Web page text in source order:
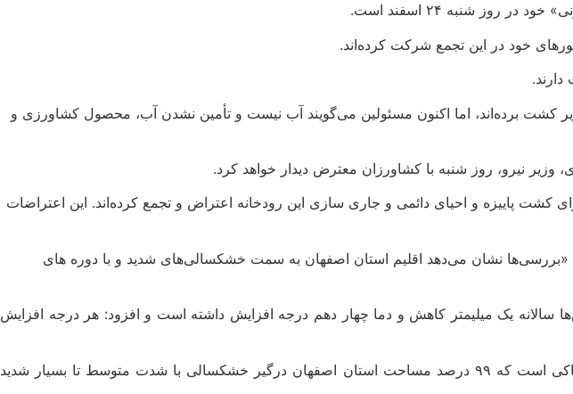
شنبه ۲۴ اسفند است.
خود در این تجمع شرکت کرده‌اند.
کشت برده‌اند، اما اکنون مسئولین می‌گویند آب نیست و تأمین نشدن آب، محصول کشاورزی و
نیرو، روز شنبه با کشاورزان معترض دیدار خواهد کرد.
کشت پاییزه و احیای دائمی و جاری سازی این رودخانه اعتراض و تجمع کرده‌اند. این اعتراضات
هواشناسی استان اصفهان، روز چهارشنبه ۲۲ اسفند اعلام کرد که «بررسی‌ها نشان می‌دهد اقلیم استان اصفهان به سمت خشکسالی‌های شدید و با دوره های
مطالعات دوره‌ای نشان داده که طی ۵۰ سال اخیر میزان بارش‌ها سالانه یک میلیمتر کاهش و دما چهار دهم درجه افزایش داشته است و افزود: هر درجه افزایش
همچنین گفت: مقایسه آماری استان اصفهان در دوره ۱۰ ساله تا اسفند ماه سال جاری حاکی است که ۹۹ درصد مساحت استان اصفهان درگیر خشکسالی با شدت متوسط تا بسیار شدید